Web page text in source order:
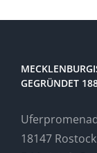
GEGRÜNDET
18147 Rostock